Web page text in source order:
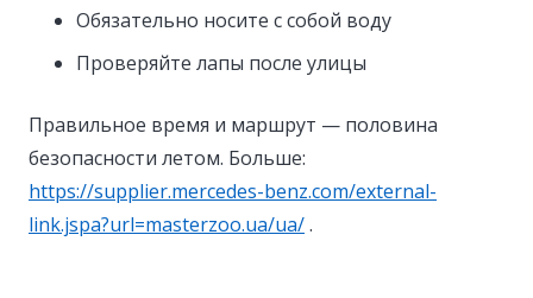
Обязательно носите с собой воду
Проверяйте лапы после улицы
Правильное время и маршрут — половина
безопасности летом. Больше:
https://supplier.mercedes-benz.com/external-
link.jspa?url=masterzoo.ua/ua/.